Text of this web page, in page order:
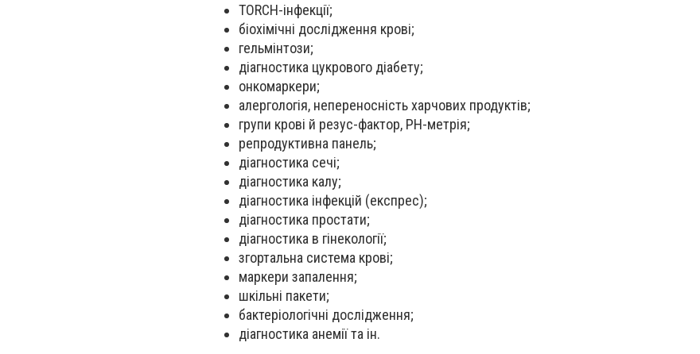
TORCH-інфекції;
біохімічні дослідження крові;
гельмінтози;
діагностика цукрового діабету;
онкомаркери;
алергологія, непереносність харчових продуктів;
групи крові й резус-фактор, PH-метрія;
репродуктивна панель;
діагностика сечі;
діагностика калу;
діагностика інфекцій (експрес);
діагностика простати;
діагностика в гінекології;
згортальна система крові;
маркери запалення;
шкільні пакети;
бактеріологічні дослідження;
діагностика анемії та ін.